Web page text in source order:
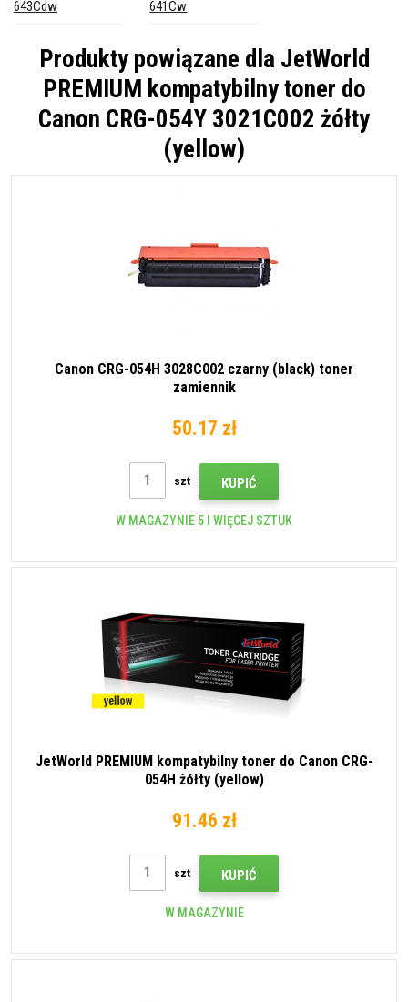
643Cdw 641Cw
Produkty powiązane dla JetWorld
PREMIUM kompatybilny toner do
Canon CRG-054Y 3021C002 żółty
(yellow)
Canon CRG-054H 3028C002 czarny (black) toner
zamiennik
50.17 zł
szt KUPIĆ
W MAGAZYNIE 5 I WIĘCEJ SZTUK
JetWorld PREMIUM kompatybilny toner do Canon CRG-
054H żółty (yellow)
91.46 zł
szt KUPIĆ
W MAGAZYNIE